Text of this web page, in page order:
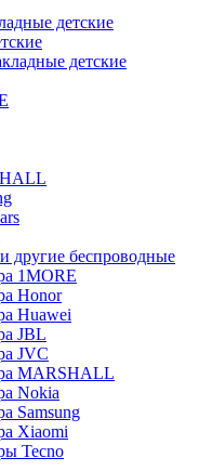
детские
детские
другие беспроводные
1MORE
Honor
Huawei
JBL
JVC
MARSHALL
Nokia
Samsung
Xiaomi
Tecno